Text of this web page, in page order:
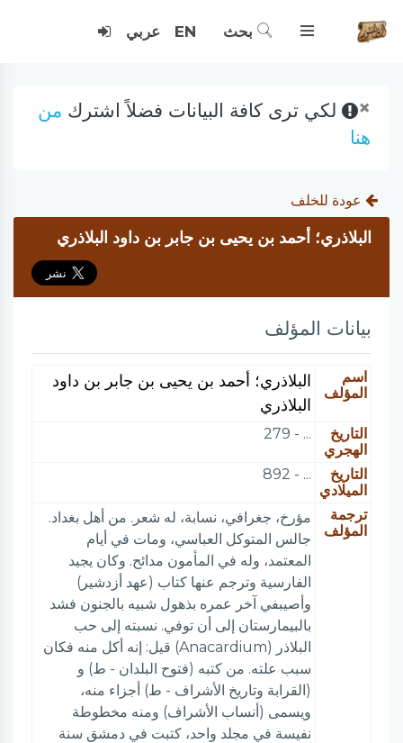
بحث EN عربي
× لكي ترى كافة البيانات فضلاً اشترك من
هنا
عودة للخلف
البلاذري؛ أحمد بن يحيى بن جابر بن داود البلاذري
بيانات المؤلف
اسم
المؤلف
البلاذري؛ أحمد بن يحيى بن جابر بن داود
البلاذري
التاريخ
الهجري
... - 279
التاريخ
الميلادي
... - 892
ترجمة
المؤلف
مؤرخ، جغرافي، نسابة، له شعر. من أهل بغداد.
جالس المتوكل العباسي، ومات في أيام
المعتمد، وله في المأمون مدائح. وكان يجيد
الفارسية وترجم عنها كتاب (عهد أزدشير)
وأصيبفي آخر عمره بذهول شبيه بالجنون فشد
بالبيمارستان إلى أن توفي. نسبته إلى حب
البلاذر (Anacardium) قيل: إنه أكل منه فكان
سبب علته. من كتبه (فتوح البلدان - ط) و
(القرابة وتاريخ الأشراف - ط) أجزاء منه،
ويسمى (أنساب الأشراف) ومنه مخطوطة
نفيسة في مجلد واحد، كتبت في دمشق سنة